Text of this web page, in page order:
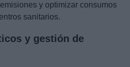
y optimizar consumos
sanitarios.
y gestión de